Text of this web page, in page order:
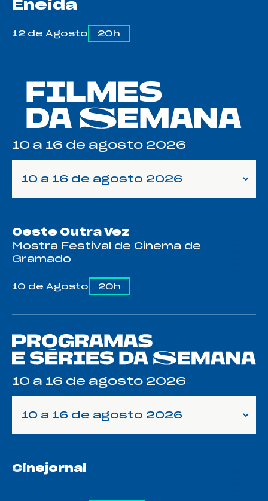
ESTREIA
Eneida
12 de Agosto 20h
10 a 16 de agosto 2026
10 a 16 de agosto 2026
Oeste Outra Vez
Mostra Festival de Cinema de
Gramado
10 de Agosto 20h
10 a 16 de agosto 2026
10 a 16 de agosto 2026
Cinejornal